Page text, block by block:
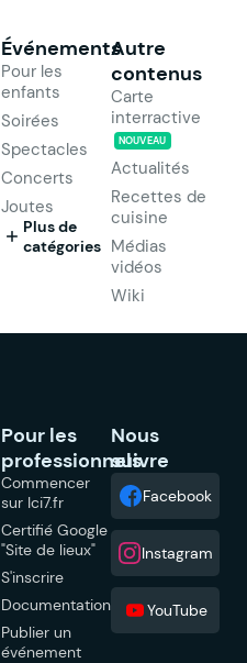
Événements
Pour les
enfants
Soirées
Spectacles
Concerts
Joutes
Plus de
catégories
Autre
contenus
Carte
interractive
NOUVEAU
Actualités
Recettes de
cuisine
Médias
vidéos
Wiki
Pour les
professionnels
Commencer
sur Ici7.fr
Certifié Google
"Site de lieux"
S'inscrire
Documentation
Publier un
événement
Nous
suivre
Facebook
Instagram
YouTube